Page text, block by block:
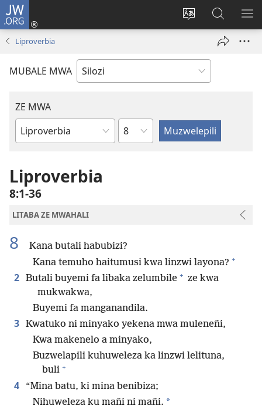
JW.ORG
Mu
Mukene
(opens
Mubate
Litaba
fa
Liproverbia
MUBALE MWA
ZE MWA
Buka
Bibele
Chapter
Liproverbia
8:1-36
LITABA ZE MWAHALI
8
Kana butali habubizi?
Kana temuho haitumusi kwa linzwi layona? +
2 Butali buyemi fa libaka zelumbile + ze kwa
mukwakwa,
Buyemi fa manganandila.
3 Kwatuko ni minyako yekena mwa muleneñi,
Kwa makenelo a minyako,
Buzwelapili kuhuweleza ka linzwi lelituna,
buli +
4
“Mina batu, ki mina benibiza;
Nihuweleza ku mañi ni mañi. *